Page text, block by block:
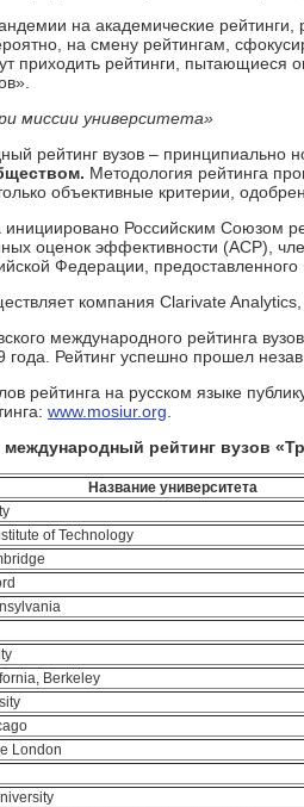
на академические
на смену рейтингам,
приходить рейтинги, пытающиеся
миссии университета»
рейтинг вузов – принципиально
Методология рейтинга
объективные критерии,
Российским Союзом
оценок эффективности (АСР),
Федерации,
компания Clarivate
международного рейтинга
года. Рейтинг успешно прошел
рейтинга на русском языке
www.mosiur.org
рейтинг вузов
Название университета
of Technology
Berkeley
London